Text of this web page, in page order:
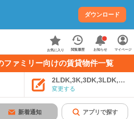
ダウンロード
お気に入り 閲覧履歴 お知らせ マイページ
ファミリー向けの賃貸物件一覧
変更する
新着通知 アプリで探す